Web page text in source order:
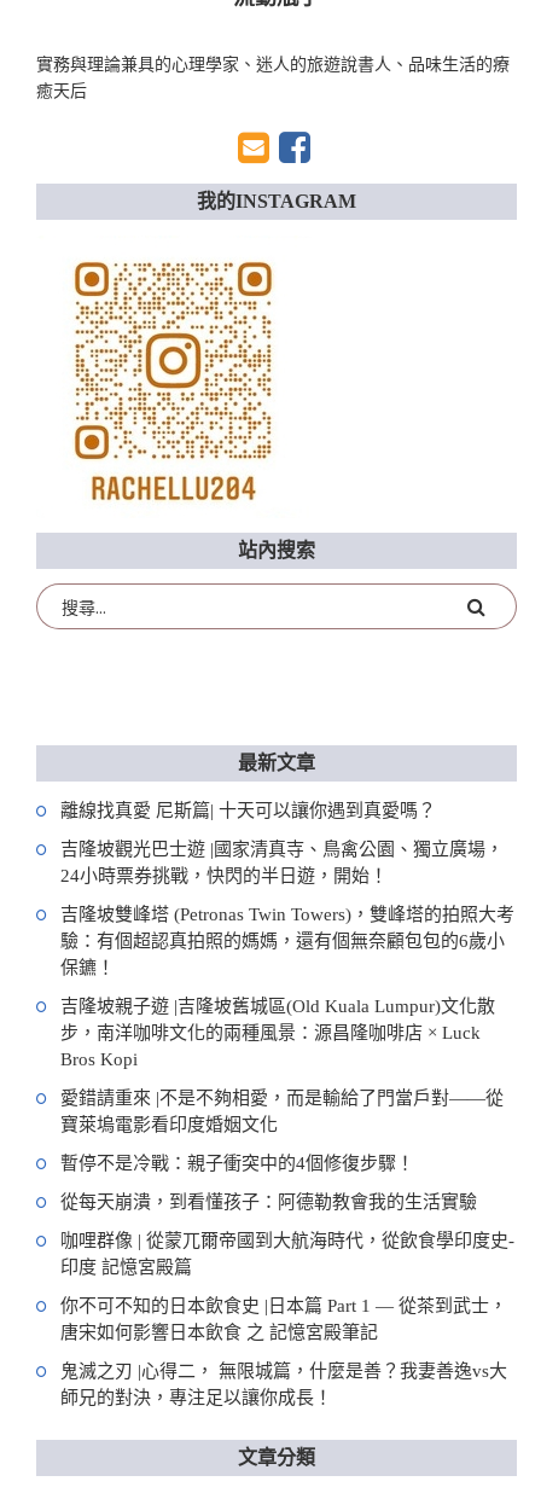
實務與理論兼具的心理學家、迷人的旅遊說書人、品味生活的療
癒天后
我的INSTAGRAM
站內搜索
最新文章
離線找真愛 尼斯篇| 十天可以讓你遇到真愛嗎？
吉隆坡觀光巴士遊 |國家清真寺、鳥禽公園、獨立廣場，
24小時票券挑戰，快閃的半日遊，開始！
吉隆坡雙峰塔 (Petronas Twin Towers)，雙峰塔的拍照大考
驗：有個超認真拍照的媽媽，還有個無奈顧包包的6歲小
保鑣！
吉隆坡親子遊 |吉隆坡舊城區(Old Kuala Lumpur)文化散
步，南洋咖啡文化的兩種風景：源昌隆咖啡店 × Luck
Bros Kopi
愛錯請重來 |不是不夠相愛，而是輸給了門當戶對——從
寶萊塢電影看印度婚姻文化
暫停不是冷戰：親子衝突中的4個修復步驟！
從每天崩潰，到看懂孩子：阿德勒教會我的生活實驗
咖哩群像 | 從蒙兀爾帝國到大航海時代，從飲食學印度史-
印度 記憶宮殿篇
你不可不知的日本飲食史 |日本篇 Part 1 — 從茶到武士，
唐宋如何影響日本飲食 之 記憶宮殿筆記
鬼滅之刃 |心得二， 無限城篇，什麼是善？我妻善逸vs大
師兄的對決，專注足以讓你成長！
文章分類